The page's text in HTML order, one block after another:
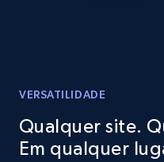
Amazon products
VERSATILIDADE
Qualquer site.
Em qualquer